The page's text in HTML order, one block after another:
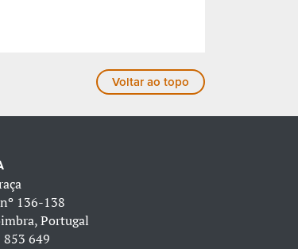
Voltar ao topo
136-138
Portugal
649